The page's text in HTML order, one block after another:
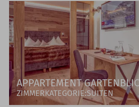
APPARTEMENT
ZIMMERKATEGORIE:SUITEN